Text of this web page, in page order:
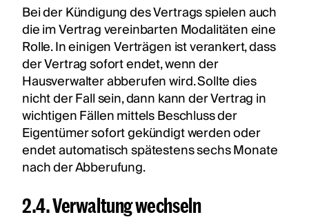
Bei der Kündigung des Vertrags spielen auch
die im Vertrag vereinbarten Modalitäten eine
Rolle. In einigen Verträgen ist verankert, dass
der Vertrag sofort endet, wenn der
Hausverwalter abberufen wird. Sollte dies
nicht der Fall sein, dann kann der Vertrag in
wichtigen Fällen mittels Beschluss der
Eigentümer sofort gekündigt werden oder
endet automatisch spätestens sechs Monate
nach der Abberufung.
2.4. Verwaltung wechseln